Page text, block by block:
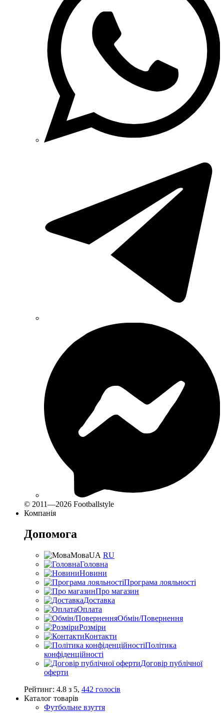
© 2011—2026 Footballstyle
Компанія
Допомога
МоваUA RU
Головна
Новини
Програма лояльності
Про магазин
Доставка
Оплата
Обмін/Повернення
Розміри
Контакти
Політика
конфіденційності
Договір публічної
оферти
Рейтинг: 4.8 з 5, 442 голосів
Каталог товарів
Футбольне взуття